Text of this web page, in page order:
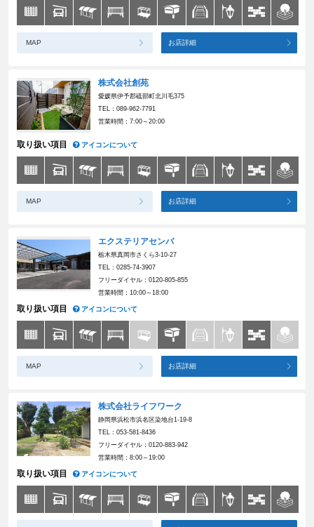
MAP お店詳細
株式会社創苑
愛媛県伊予郡砥部町北川毛375
TEL：089-962-7791
営業時間：7:00～20:00
取り扱い項目 アイコンについて
MAP お店詳細
エクステリアセンバ
栃木県真岡市さくら3-10-27
TEL：0285-74-3907
フリーダイヤル：0120-805-855
営業時間：10:00～18:00
取り扱い項目 アイコンについて
MAP お店詳細
株式会社ライフワーク
静岡県浜松市浜名区染地台1-19-8
TEL：053-581-8436
フリーダイヤル：0120-883-942
営業時間：8:00～19:00
取り扱い項目 アイコンについて